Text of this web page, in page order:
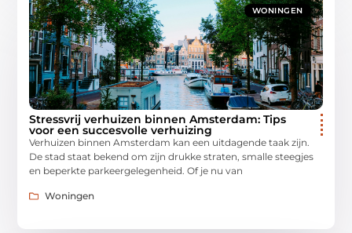
WONINGEN
Stressvrij verhuizen binnen Amsterdam: Tips
voor een succesvolle verhuizing
Verhuizen binnen Amsterdam kan een uitdagende taak zijn.
De stad staat bekend om zijn drukke straten, smalle steegjes
en beperkte parkeergelegenheid. Of je nu van
Woningen